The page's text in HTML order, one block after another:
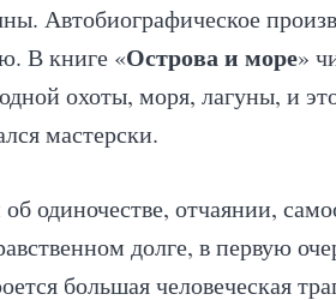
Автобиографическое
В книге «Острова и море»
охоты, моря, лагуны, и
мастерски.
одиночестве, отчаянии,
долге, в первую
большая человеческая